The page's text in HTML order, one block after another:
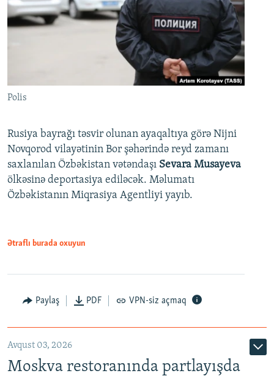
Polis
Rusiya bayrağı təsvir olunan ayaqaltıya görə Nijni
Novqorod vilayətinin Bor şəhərində reyd zamanı
saxlanılan Özbəkistan vətəndaşı Sevara Musayeva
ölkəsinə deportasiya ediləcək. Məlumatı
Özbəkistanın Miqrasiya Agentliyi yayıb.
Ətraflı burada oxuyun
Paylaş PDF VPN-siz açmaq
Avqust 03, 2026
Moskva restoranında partlayışda